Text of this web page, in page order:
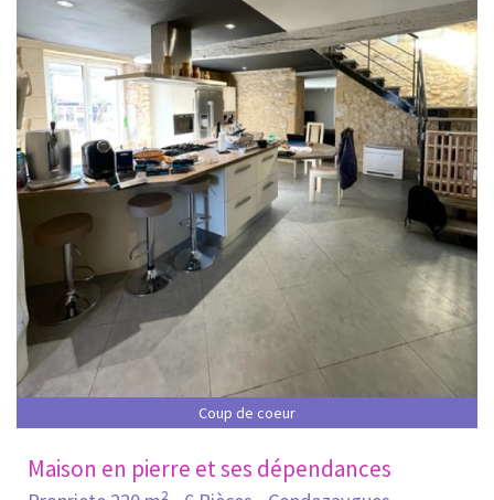
Coup de coeur
Maison en pierre et ses dépendances